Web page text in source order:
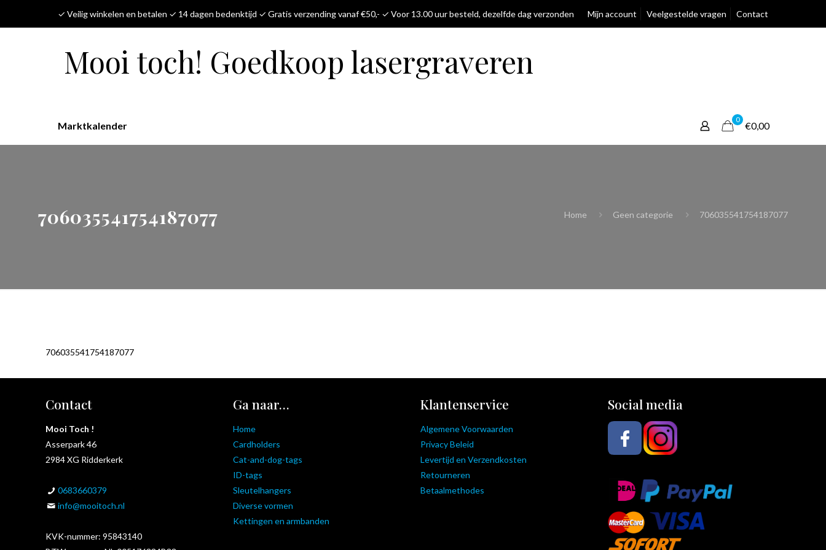
✓ Veilig winkelen en betalen ✓ 14 dagen bedenktijd ✓ Gratis verzending vanaf €50,- ✓ Voor 13.00 uur besteld, dezelfde dag verzonden Mijn account Veelgestelde vragen Contact
Mooi toch! Goedkoop lasergraveren
Marktkalender
0
€0,00
706035541754187077 Home Geen categorie 706035541754187077
706035541754187077
Contact
Mooi Toch !
Asserpark 46
2984 XG Ridderkerk
0683660379
info@mooitoch.nl
KVK-nummer: 95843140
Ga naar…
Home
Cardholders
Cat-and-dog-tags
ID-tags
Sleutelhangers
Diverse vormen
Kettingen en armbanden
Klantenservice
Algemene Voorwaarden
Privacy Beleid
Levertijd en Verzendkosten
Retourneren
Betaalmethodes
Social media